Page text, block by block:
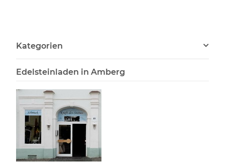
Kategorien
Edelsteinladen in Amberg